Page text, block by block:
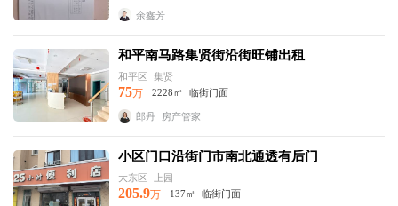
余鑫芳
和平南马路集贤街沿街旺铺出租
和平区 集贤
75万 2228㎡ 临街门面
郎丹 房产管家
小区门口沿街门市南北通透有后门
大东区 上园
205.9万 137㎡ 临街门面